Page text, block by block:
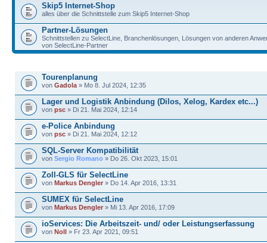
Skip5 Internet-Shop
alles über die Schnittstelle zum Skip5 Internet-Shop
Partner-Lösungen
Schnittstellen zu SelectLine, Branchenlösungen, Lösungen von anderen
von SelectLine-Partner
Tourenplanung
von Gadola » Mo 8. Jul 2024, 12:35
Lager und Logistik Anbindung (Dilos, Xelog, Kardex etc...)
von psc » Di 21. Mai 2024, 12:14
e-Police Anbindung
von psc » Di 21. Mai 2024, 12:12
SQL-Server Kompatibilität
von Sergio Romano » Do 26. Okt 2023, 15:01
Zoll-GLS für SelectLine
von Markus Dengler » Do 14. Apr 2016, 13:31
SUMEX für SelectLine
von Markus Dengler » Mi 13. Apr 2016, 17:09
ioServices: Die Arbeitszeit- und/ oder Leistungserfassung
von Noll » Fr 23. Apr 2021, 09:51